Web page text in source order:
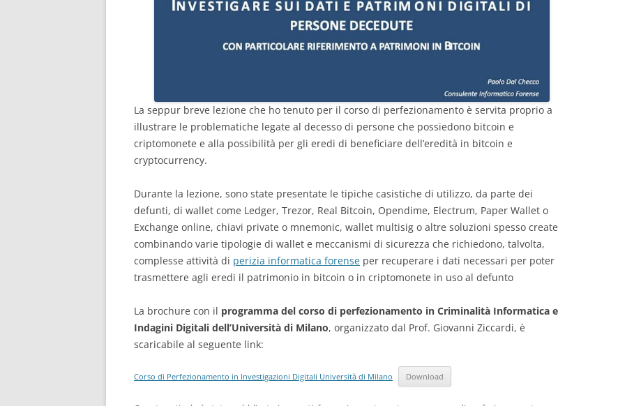
La seppur breve lezione che ho tenuto per il corso di perfezionamento è servita proprio a
illustrare le problematiche legate al decesso di persone che possiedono bitcoin e
criptomonete e alla possibilità per gli eredi di beneficiare dell’eredità in bitcoin e
cryptocurrency.
Durante la lezione, sono state presentate le tipiche casistiche di utilizzo, da parte dei
defunti, di wallet come Ledger, Trezor, Real Bitcoin, Opendime, Electrum, Paper Wallet o
Exchange online, chiavi private o mnemonic, wallet multisig o altre soluzioni spesso create
combinando varie tipologie di wallet e meccanismi di sicurezza che richiedono, talvolta,
complesse attività di perizia informatica forense per recuperare i dati necessari per poter
trasmettere agli eredi il patrimonio in bitcoin o in criptomonete in uso al defunto
La brochure con il programma del corso di perfezionamento in Criminalità Informatica e
Indagini Digitali dell’Università di Milano, organizzato dal Prof. Giovanni Ziccardi, è
scaricabile al seguente link:
Corso di Perfezionamento in Investigazioni Digitali Università di Milano Download